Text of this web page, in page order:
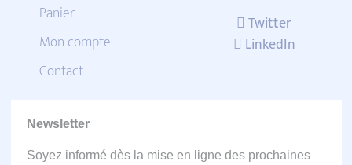
Panier
Mon compte
Contact
Twitter
LinkedIn
Newsletter
Soyez informé dès la mise en ligne des prochaines